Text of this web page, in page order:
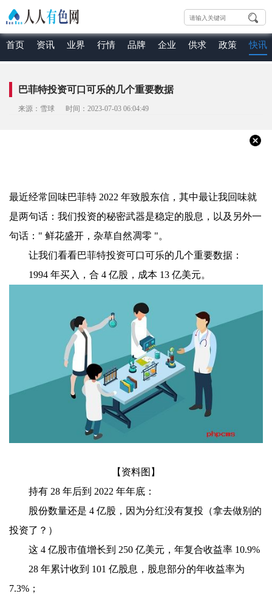
首页 资讯 业界 行情 品牌 企业 供求 政策 快讯
巴菲特投资可口可乐的几个重要数据
来源：雪球 时间：2023-07-03 06:04:49
最近经常回味巴菲特 2022 年致股东信，其中最让我回味就
是两句话：我们投资的秘密武器是稳定的股息，以及另外一
句话 ：" 鲜花盛开，杂草自然凋零 "。
让我们看看巴菲特投资可口可乐的几个重要数据：
1994 年买入，合 4 亿股，成本 13 亿美元。
【资料图】
持有 28 年后到 2022 年年底：
股份数量还是 4 亿股，因为分红没有复投（拿去做别的
投资了？）
这 4 亿股市值增长到 250 亿美元，年复合收益率 10.9%
28 年累计收到 101 亿股息，股息部分的年收益率为
7.3%；